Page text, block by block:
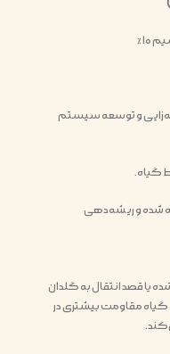
و توسعه سیستم
گیاه.
شده و ریشه‌دهی
یا قصد انتقال به گلدان
گیاه مقاومت بیشتری در